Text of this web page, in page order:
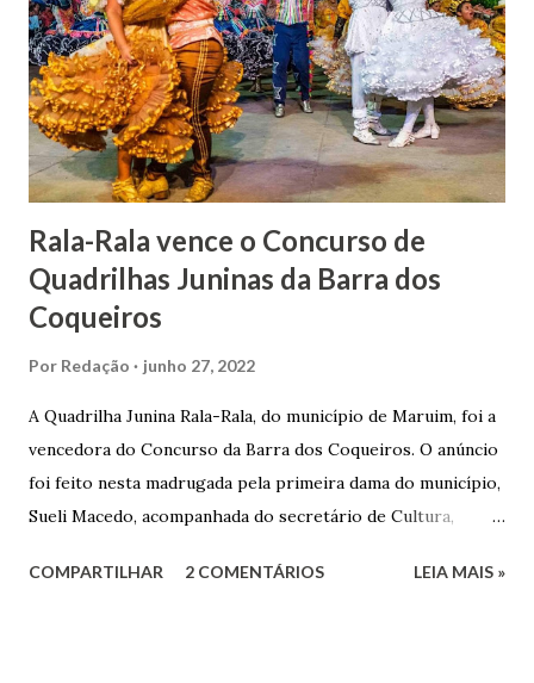
apresentou uma grande dedicação à atividade agrícola, que
lhe proporcionou uma grande reserva financeira. João
Gomes de Melo mandou construir a Igreja Matriz de Nosso
Senhor Bom Jesus dos Passos, que foi inaugurada em 1862 e
doada ao vigário Pe. José Joaquim de Vasconcelos. A Igreja
Matriz...
Rala-Rala vence o Concurso de
Quadrilhas Juninas da Barra dos
Coqueiros
Por Redação junho 27, 2022
A Quadrilha Junina Rala-Rala, do município de Maruim, foi a
vencedora do Concurso da Barra dos Coqueiros. O anúncio
foi feito nesta madrugada pela primeira dama do município,
Sueli Macedo, acompanhada do secretário de Cultura,
Roberto Fernandes dos Santos Júnior, e na presença dos
COMPARTILHAR 2 COMENTÁRIOS LEIA MAIS »